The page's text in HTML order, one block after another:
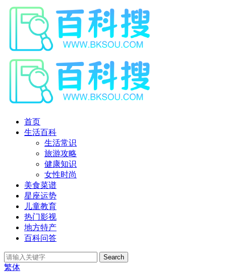
首页
生活百科
生活常识
旅游攻略
健康知识
女性时尚
美食菜谱
星座运势
儿童教育
热门影视
地方特产
百科问答
Search
繁体